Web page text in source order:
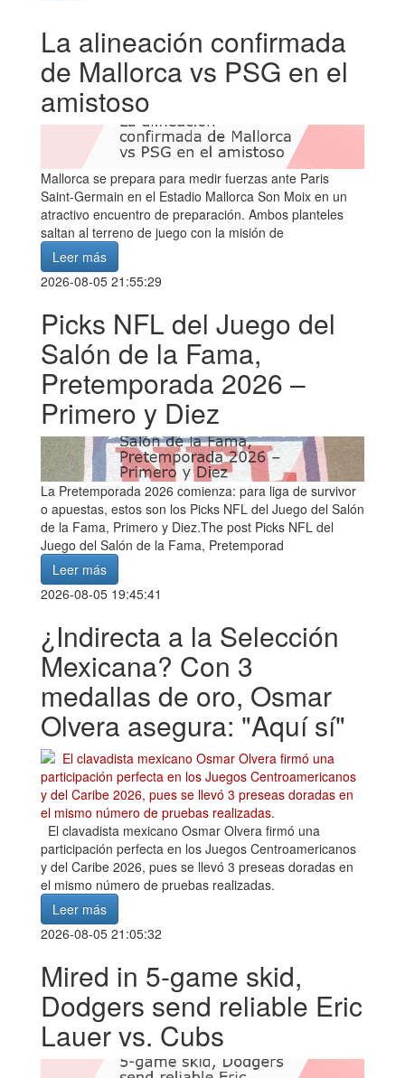
La alineación confirmada
de Mallorca vs PSG en el
amistoso
Mallorca se prepara para medir fuerzas ante Paris
Saint-Germain en el Estadio Mallorca Son Moix en un
atractivo encuentro de preparación. Ambos planteles
saltan al terreno de juego con la misión de
Leer más
2026-08-05 21:55:29
Picks NFL del Juego del
Salón de la Fama,
Pretemporada 2026 –
Primero y Diez
La Pretemporada 2026 comienza: para liga de survivor
o apuestas, estos son los Picks NFL del Juego del Salón
de la Fama, Primero y Diez.The post Picks NFL del
Juego del Salón de la Fama, Pretemporad
Leer más
2026-08-05 19:45:41
¿Indirecta a la Selección
Mexicana? Con 3
medallas de oro, Osmar
Olvera asegura: "Aquí sí"
El clavadista mexicano Osmar Olvera firmó una
participación perfecta en los Juegos Centroamericanos
y del Caribe 2026, pues se llevó 3 preseas doradas en
el mismo número de pruebas realizadas.
Leer más
2026-08-05 21:05:32
Mired in 5-game skid,
Dodgers send reliable Eric
Lauer vs. Cubs